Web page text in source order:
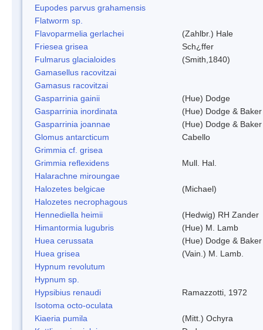
Eupodes parvus grahamensis
Flatworm sp.
Flavoparmelia gerlachei
(Zahlbr.) Hale
Friesea grisea
Sch¿ffer
Fulmarus glacialoides
(Smith,1840)
Gamasellus racovitzai
Gamasus racovitzai
Gasparrinia gainii
(Hue) Dodge
Gasparrinia inordinata
(Hue) Dodge & Baker
Gasparrinia joannae
(Hue) Dodge & Baker
Glomus antarcticum
Cabello
Grimmia cf. grisea
Grimmia reflexidens
Mull. Hal.
Halarachne miroungae
Halozetes belgicae
(Michael)
Halozetes necrophagous
Hennediella heimii
(Hedwig) RH Zander
Himantormia lugubris
(Hue) M. Lamb
Huea cerussata
(Hue) Dodge & Baker
Huea grisea
(Vain.) M. Lamb.
Hypnum revolutum
Hypnum sp.
Hypsibius renaudi
Ramazzotti, 1972
Isotoma octo-oculata
Kiaeria pumila
(Mitt.) Ochyra